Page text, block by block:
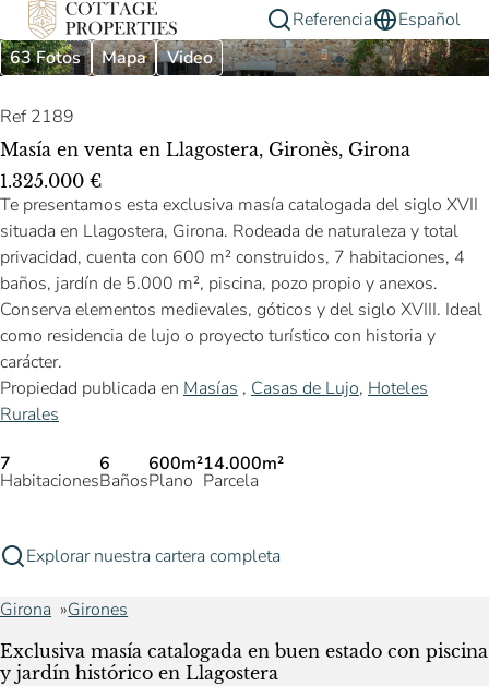
Referencia
Español
63 Fotos
Mapa Video
Ref 2189
Masía en venta en Llagostera, Gironès, Girona
1.325.000 €
Te presentamos esta exclusiva masía catalogada del siglo XVII
situada en Llagostera, Girona. Rodeada de naturaleza y total
privacidad, cuenta con 600 m² construidos, 7 habitaciones, 4
baños, jardín de 5.000 m², piscina, pozo propio y anexos.
Conserva elementos medievales, góticos y del siglo XVIII. Ideal
como residencia de lujo o proyecto turístico con historia y
carácter.
Propiedad publicada en Masías , Casas de Lujo, Hoteles
Rurales
7
Habitaciones
6
Baños
600m²
Plano
14.000m²
Parcela
Explorar nuestra cartera completa
Girona Girones
Exclusiva masía catalogada en buen estado con piscina
y jardín histórico en Llagostera